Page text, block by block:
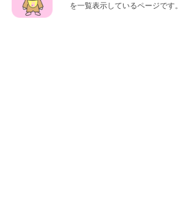
を一覧表示しているページです。